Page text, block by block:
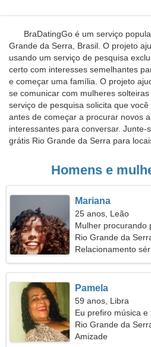
BraDatingGo é um serviço
Grande da Serra, Brasil. O projeto
usando um serviço de pesquisa
certo com interesses semelhantes
e começar uma família. O projeto
se comunicar com mulheres
serviço de pesquisa solicita que
antes de começar a procurar novos
interessantes para conversar. Junte-
grátis Rio Grande da Serra para
Homens e
Mariana
25 anos, Leão
Mulher procurando
Rio Grande da
Relacionamento
Pamela
59 anos, Libra
Eu prefiro música e
Rio Grande da
Amizade